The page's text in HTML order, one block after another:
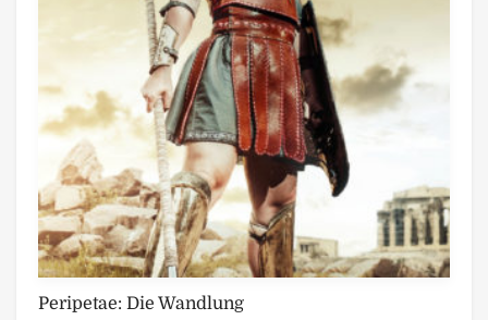
Peripetae: Die Wandlung